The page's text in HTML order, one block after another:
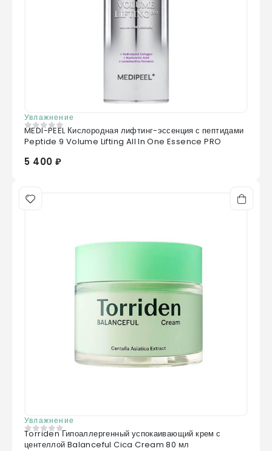
Увлажнение
0из 5
MEDI-PEEL Кислородная лифтинг-эссенция с пептидами
Peptide 9 Volume Lifting All In One Essence PRO
5 400 ₽
Увлажнение
0 из 5
Torriden Гипоаллергенный успокаивающий крем с
центеллой Balanceful Cica Cream 80 мл